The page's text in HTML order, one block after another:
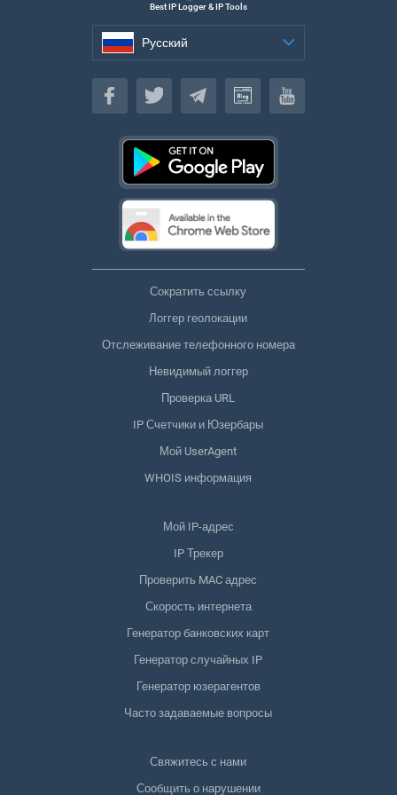
Best IP Logger & IP Tools
Русский
Русский
Сократить ссылку
Логгер геолокации
Отслеживание телефонного номера
Невидимый логгер
Проверка URL
IP Счетчики и Юзербары
Мой UserAgent
WHOIS информация
Мой IP-адрес
IP Трекер
Проверить MAC адрес
Скорость интернета
Генератор банковских карт
Генератор случайных IP
Генератор юзерагентов
Часто задаваемые вопросы
Свяжитесь с нами
Сообщить о нарушении